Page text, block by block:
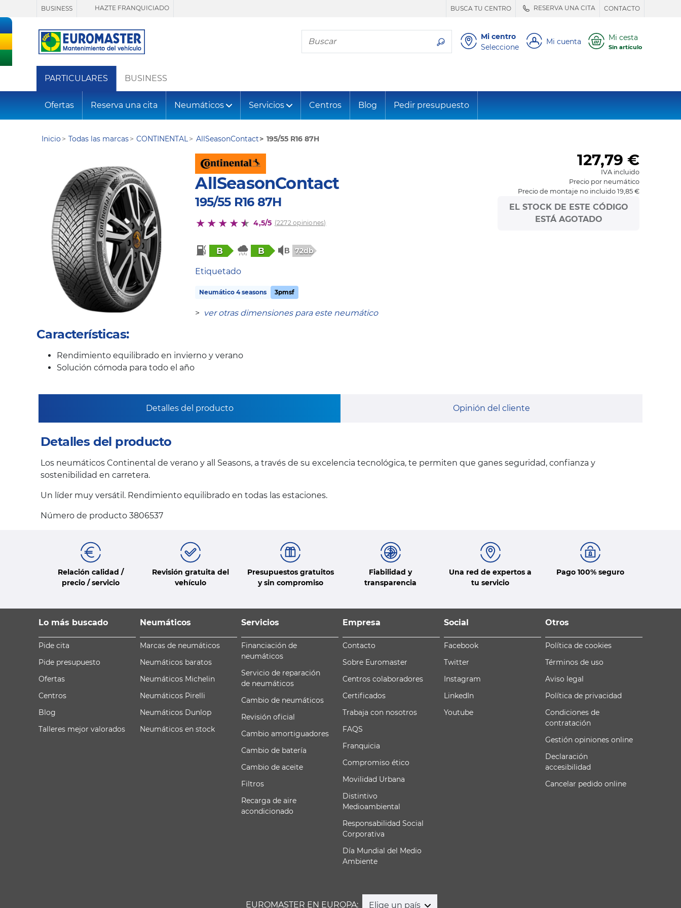
BUSINESS HAZTE FRANQUICIADO BUSCA TU CENTRO RESERVA UNA CITA CONTACTO
Busca tu neumático
Mi centro
Seleccione
Mi cuenta Mi cesta
Sin artículo
PARTICULARES BUSINESS
Ofertas Reserva una cita Neumáticos Servicios Centros Blog Pedir presupuesto
Inicio Todas las marcas CONTINENTAL AllSeasonContact 195/55 R16 87H
AllSeasonContact
195/55 R16 87H
4,5/5 (2272 opiniones)
B B 72db
Etiquetado
Neumático 4 seasons 3pmsf
> ver otras dimensiones para este neumático
127,79 €
IVA incluido
Precio por neumático
Precio de montaje no incluido 19,85 €
EL STOCK DE ESTE CÓDIGO
ESTÁ AGOTADO
Características:
Rendimiento equilibrado en invierno y verano
Solución cómoda para todo el año
Detalles del producto Opinión del cliente
Detalles del producto
Los neumáticos Continental de verano y all Seasons, a través de su excelencia tecnológica, te permiten que ganes seguridad, confianza y
sostenibilidad en carretera.
Un líder muy versátil. Rendimiento equilibrado en todas las estaciones.
Número de producto 3806537
Relación calidad /
precio / servicio
Revisión gratuita del
vehículo
Presupuestos gratuitos
y sin compromiso
Fiabilidad y
transparencia
Una red de expertos a
tu servicio
Pago 100% seguro
Lo más buscado
Pide cita
Pide presupuesto
Ofertas
Centros
Blog
Talleres mejor valorados
Neumáticos
Marcas de neumáticos
Neumáticos baratos
Neumáticos Michelin
Neumáticos Pirelli
Neumáticos Dunlop
Neumáticos en stock
Servicios
Financiación de
neumáticos
Servicio de reparación
de neumáticos
Cambio de neumáticos
Revisión oficial
Cambio amortiguadores
Cambio de batería
Cambio de aceite
Filtros
Recarga de aire
acondicionado
Empresa
Contacto
Sobre Euromaster
Centros colaboradores
Certificados
Trabaja con nosotros
FAQS
Franquicia
Compromiso ético
Movilidad Urbana
Distintivo
Medioambiental
Responsabilidad Social
Corporativa
Día Mundial del Medio
Ambiente
Social
Facebook
Twitter
Instagram
LinkedIn
Youtube
Otros
Política de cookies
Términos de uso
Aviso legal
Política de privacidad
Condiciones de
contratación
Gestión opiniones online
Declaración
accesibilidad
Cancelar pedido online
EUROMASTER EN EUROPA: Elige un país